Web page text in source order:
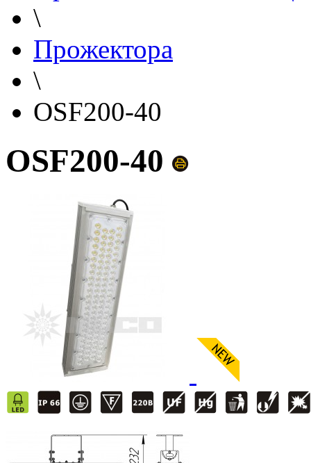
\
Прожектора
\
OSF200-40
OSF200-40